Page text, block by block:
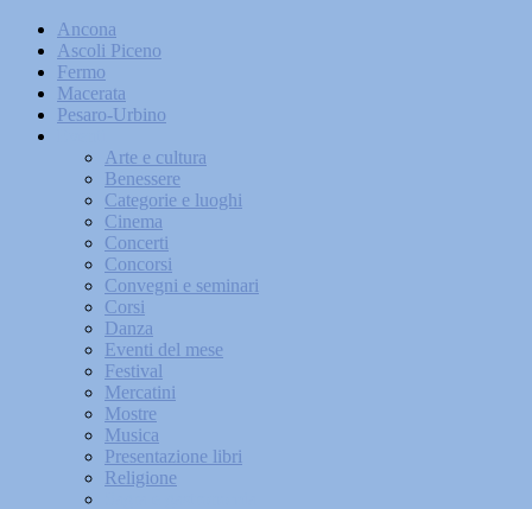
Ancona
Ascoli Piceno
Fermo
Macerata
Pesaro-Urbino
Arte e cultura
Benessere
Categorie e luoghi
Cinema
Concerti
Concorsi
Convegni e seminari
Corsi
Danza
Eventi del mese
Festival
Mercatini
Mostre
Musica
Presentazione libri
Religione